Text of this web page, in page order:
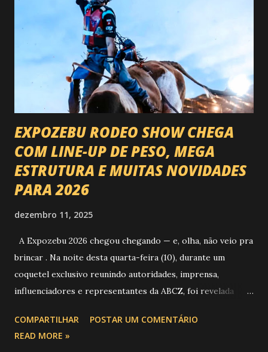
EXPOZEBU RODEO SHOW CHEGA
COM LINE-UP DE PESO, MEGA
ESTRUTURA E MUITAS NOVIDADES
PARA 2026
dezembro 11, 2025
A Expozebu 2026 chegou chegando — e, olha, não veio pra
brincar . Na noite desta quarta-feira (10), durante um
coquetel exclusivo reunindo autoridades, imprensa,
influenciadores e representantes da ABCZ, foi revelada
festa : a chegada do Campeonato de Montarias em Touros
do Circuito Rancho Primavera (CRP) , a maior companhia de
COMPARTILHAR
POSTAR UM COMENTÁRIO
READ MORE »